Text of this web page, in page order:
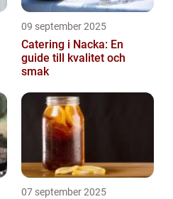
09 september 2025
Catering i Nacka: En
guide till kvalitet och
smak
07 september 2025